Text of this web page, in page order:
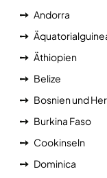
Andorra
Äthiopien
Belize
Bosnien und
Burkina Faso
Cookinseln
Dominica